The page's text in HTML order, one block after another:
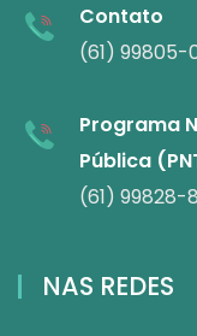
Contato
(61)
Programa
Pública
(61)
NAS REDES